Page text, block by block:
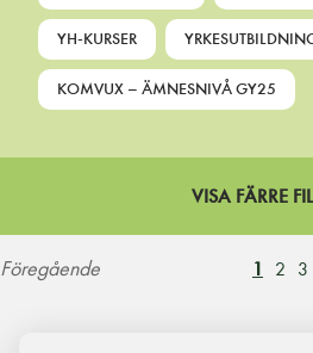
YH-KURSER
KOMVUX – ÄMNESNIVÅ GY25
VISA FÄRRE
Föregående 1 2 3